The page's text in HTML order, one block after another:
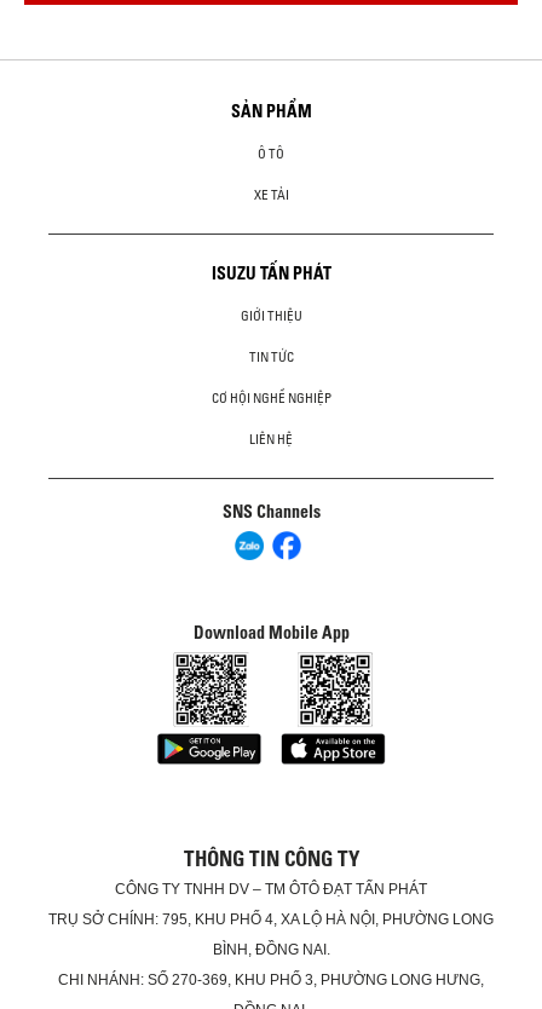
SẢN PHẨM
Ô TÔ
XE TẢI
ISUZU TẤN PHÁT
GIỚI THIỆU
TIN TỨC
CƠ HỘI NGHỀ NGHIỆP
LIÊN HỆ
SNS Channels
Download Mobile App
THÔNG TIN CÔNG TY
CÔNG TY TNHH DV – TM ÔTÔ ĐẠT TẤN PHÁT
TRỤ SỞ CHÍNH: 795, KHU PHỐ 4, XA LỘ HÀ NỘI, PHƯỜNG LONG
BÌNH, ĐỒNG NAI.
CHI NHÁNH: SỐ 270-369, KHU PHỐ 3, PHƯỜNG LONG HƯNG,